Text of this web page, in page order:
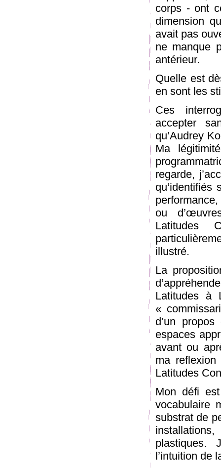
corps - ont
dimension
avait pas
ne manque
antérieur.
Quelle est
en sont les
Ces
accepter
qu’Audrey
Ma
regarde,
ou
Latitudes
illustré.
La
Latitudes à
«
d’un propos
espaces
avant ou
ma
Latitudes
Mon défi
vocabulaire
substrat de
plastiques.
l’intuition de